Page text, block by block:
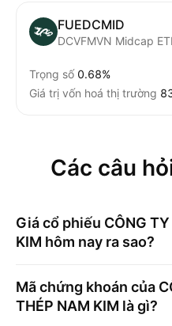
FUEDCMID
DCVFMVN Midcap
Trọng số 0.68%
Giá trị vốn hoá thị trường
Các câu
Giá cổ phiếu CÔNG
KIM hôm nay ra sao?
Mã chứng khoán của
THÉP NAM KIM là gì?